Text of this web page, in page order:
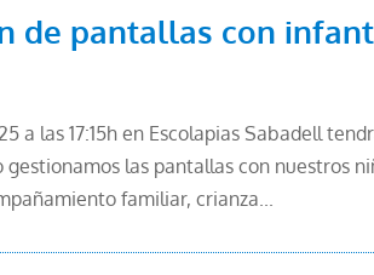
de pantallas con
a las 17:15h en Escolapias Sabadell
las pantallas con nuestros
familiar, crianza...